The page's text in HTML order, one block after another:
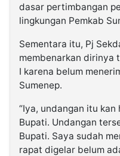
dasar pertimbangan
lingkungan Pemkab
Sementara itu, Pj
membenarkan dirinya
I karena belum
Sumenep.
“Iya, undangan itu
Bupati. Undangan
Bupati. Saya sudah
rapat digelar belum